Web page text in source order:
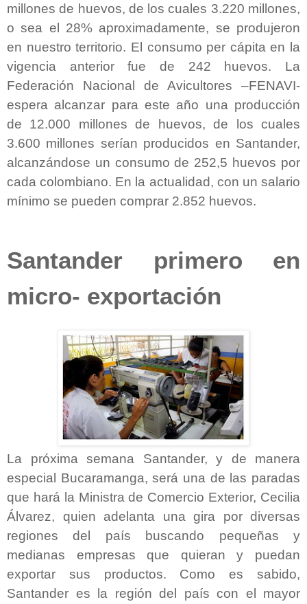
millones de huevos, de los cuales 3.220 millones,
o sea el 28% aproximadamente, se produjeron
en nuestro territorio. El consumo per cápita en la
vigencia anterior fue de 242 huevos. La
Federación Nacional de Avicultores –FENAVI-
espera alcanzar para este año una producción
de 12.000 millones de huevos, de los cuales
3.600 millones serían producidos en Santander,
alcanzándose un consumo de 252,5 huevos por
cada colombiano. En la actualidad, con un salario
mínimo se pueden comprar 2.852 huevos.
Santander primero en
micro- exportación
La próxima semana Santander, y de manera
especial Bucaramanga, será una de las paradas
que hará la Ministra de Comercio Exterior, Cecilia
Álvarez, quien adelanta una gira por diversas
regiones del país buscando pequeñas y
medianas empresas que quieran y puedan
exportar sus productos. Como es sabido,
Santander es la región del país con el mayor